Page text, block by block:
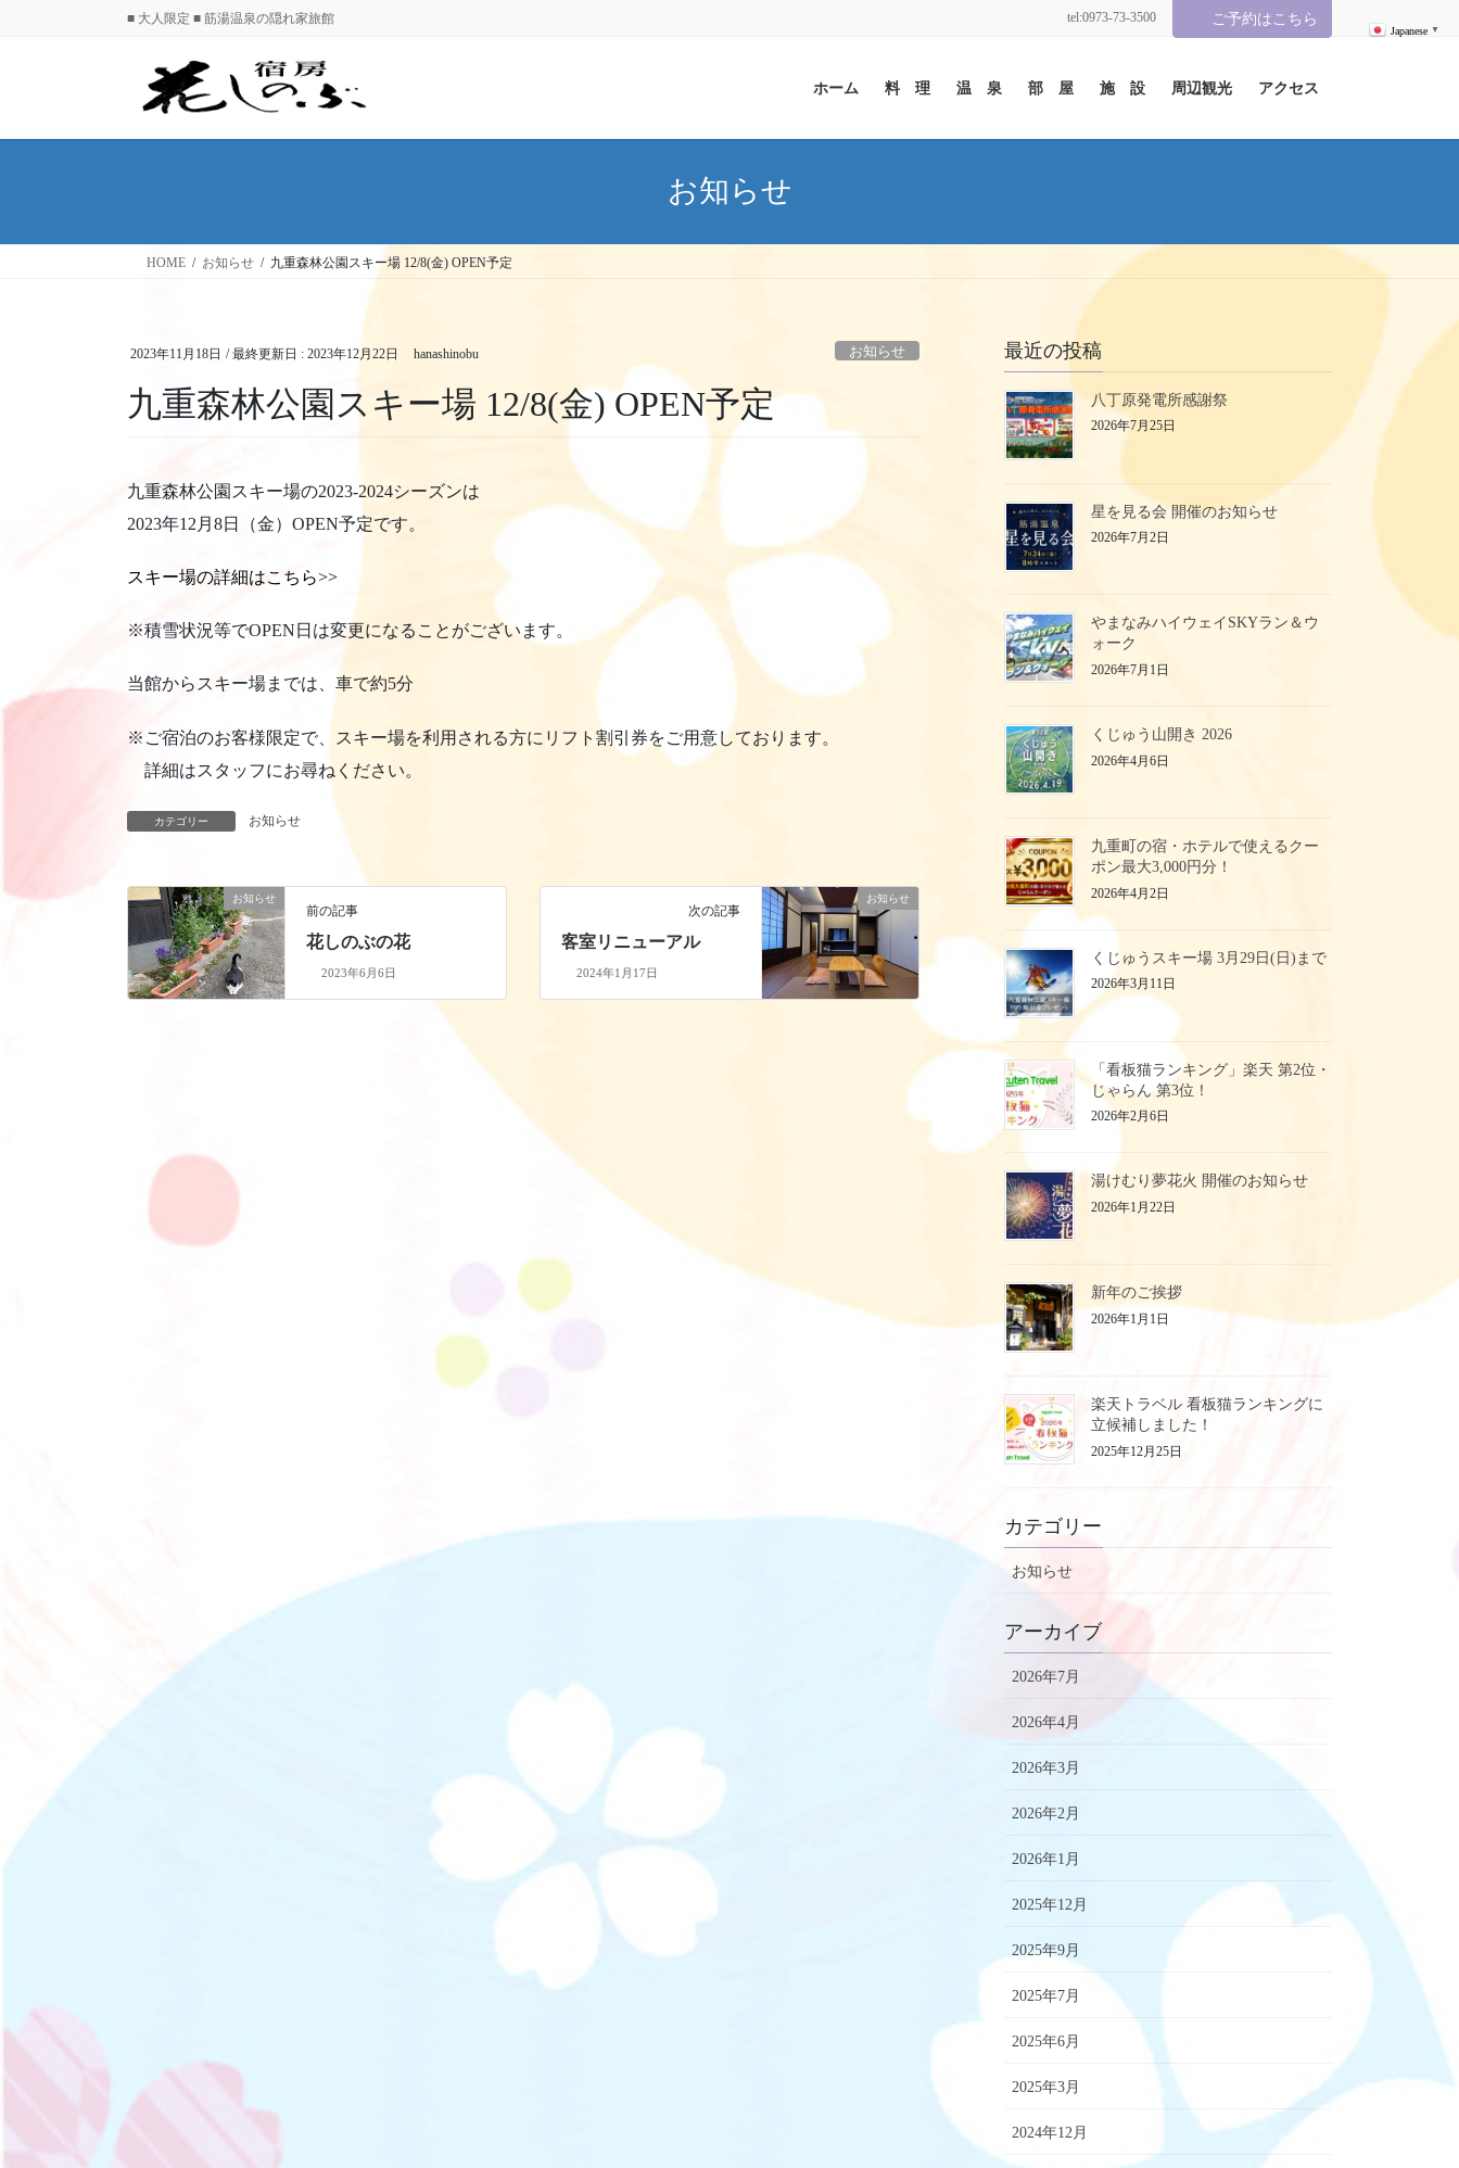
に
ョ
動
■ 大人限定 ■ 筋湯温泉の隠れ家旅館 tel:0973-73-3500 ご予約はこちら
ホーム 料 理 温 泉 部 屋 施 設 周辺観光 アクセス
お知らせ
HOME お知らせ 九重森林公園スキー場 12/8(金) OPEN予定
2023年11月18日 / 最終更新日 : 2023年12月22日 hanashinobu お知らせ
九重森林公園スキー場 12/8(金) OPEN予定
九重森林公園スキー場の2023-2024シーズンは
2023年12月8日（金）OPEN予定です。
スキー場の詳細はこちら>>
※積雪状況等でOPEN日は変更になることがございます。
当館からスキー場までは、車で約5分
※ご宿泊のお客様限定で、スキー場を利用される方にリフト割引券をご用意しております。
詳細はスタッフにお尋ねください。
カテゴリー お知らせ
お知らせ
前の記事
花しのぶの花
2023年6月6日
お知らせ
次の記事
客室リニューアル
2024年1月17日
最近の投稿
八丁原発電所感謝祭
2026年7月25日
星を見る会 開催のお知らせ
2026年7月2日
やまなみハイウェイSKYラン＆ウ
ォーク
2026年7月1日
くじゅう山開き 2026
2026年4月6日
九重町の宿・ホテルで使えるクー
ポン最大3,000円分！
2026年4月2日
くじゅうスキー場 3月29日(日)まで
2026年3月11日
「看板猫ランキング」楽天 第2位・
じゃらん 第3位！
2026年2月6日
湯けむり夢花火 開催のお知らせ
2026年1月22日
新年のご挨拶
2026年1月1日
楽天トラベル 看板猫ランキングに
立候補しました！
2025年12月25日
カテゴリー
お知らせ
アーカイブ
2026年7月
2026年4月
2026年3月
2026年2月
2026年1月
2025年12月
2025年9月
2025年7月
2025年6月
2025年3月
2024年12月
Japanese ▼